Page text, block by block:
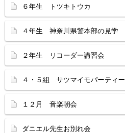
６年生 トツキトウカ
４年生 神奈川県警本部の見学
２年生 リコーダー講習会
４・５組 サツマイモパーティー
１２月 音楽朝会
ダニエル先生お別れ会